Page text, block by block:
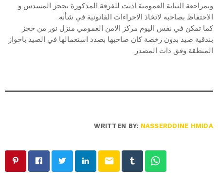
وبمراجعة النيابة العمومية اذنت للفرقة المذكورة بحجز المسدس و
الاحتفاظ بصاحبه لاتخاذ الاجراءات القانونية في شأنه.
كما تمكن في نفس اليوم مركز الامن العمومي منزل نور من حجز
بندقية صيد بدون رخصة كان صاحبها بصدد استعمالها في الصيد باحواز
المنطقة وفق ذات المصدر.
WRITTEN BY: NASSERDDINE HMIDA
email